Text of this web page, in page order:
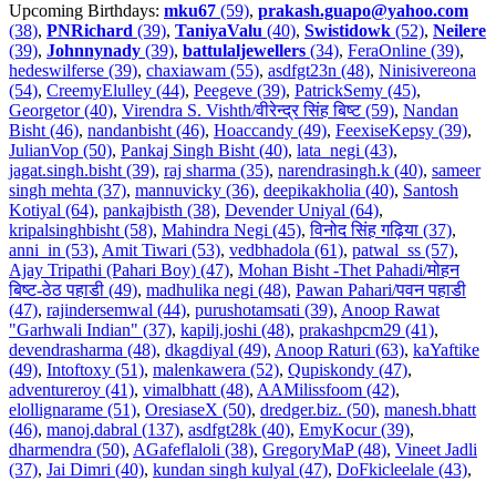
Upcoming Birthdays: mku67 (59), prakash.guapo@yahoo.com
(38), PNRichard (39), TaniyaValu (40), Swistidowk (52), Neilere
(39), Johnnynady (39), battulaljewellers (34), FeraOnline (39),
hedeswilferse (39), chaxiawam (55), asdfgt23n (48), Ninisivereona
(54), CreemyElulley (44), Peegeve (39), PatrickSemy (45),
Georgetor (40), Virendra S. Vishth/वीरेन्द्र सिंह बिष्ट (59), Nandan
Bisht (46), nandanbisht (46), Hoaccandy (49), FeexiseKepsy (39),
JulianVop (50), Pankaj Singh Bisht (40), lata_negi (43),
jagat.singh.bisht (39), raj sharma (35), narendrasingh.k (40), sameer
singh mehta (37), mannuvicky (36), deepikakholia (40), Santosh
Kotiyal (64), pankajbisth (38), Devender Uniyal (64),
kripalsinghbisht (58), Mahindra Negi (45),विनोद सिंह गढ़िया (37),
anni_in (53), Amit Tiwari (53), vedbhadola (61), patwal_ss (57),
Ajay Tripathi (Pahari Boy) (47), Mohan Bisht -Thet Pahadi/मोहन
बिष्ट-ठेठ पहाडी (49), madhulika negi (48), Pawan Pahari/पवन पहाडी
(47), rajindersemwal (44), purushotamsati (39), Anoop Rawat
"Garhwali Indian" (37), kapilj.joshi (48), prakashpcm29 (41),
devendrasharma (48), dkagdiyal (49), Anoop Raturi (63), kaYaftike
(49), Intoftoxy (51), malenkawera (52), Qupiskondy (47),
adventureroy (41), vimalbhatt (48), AAMilissfoom (42),
elollignarame (51), OresiaseX (50), dredger.biz. (50), manesh.bhatt
(46), manoj.dabral (137), asdfgt28k (40), EmyKocur (39),
dharmendra (50), AGafeflaloli (38), GregoryMaP (48), Vineet Jadli
(37), Jai Dimri (40), kundan singh kulyal (47), DoFkicleelale (43),